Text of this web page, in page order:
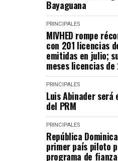
Bayaguana
PRINCIPALES
MIVHED rompe
con 201 licencias
emitidas en julio;
meses licencias
PRINCIPALES
Luis Abinader será
del PRM
PRINCIPALES
República
primer país piloto
programa de